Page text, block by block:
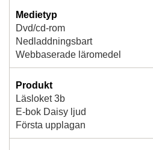
Medietyp
Dvd/cd-rom
Nedladdningsbart
Webbaserade läromedel
Produkt
Läsloket 3b
E-bok Daisy ljud
Första upplagan